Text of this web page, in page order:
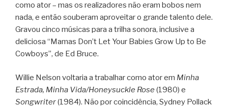
como ator – mas os realizadores não eram bobos nem
nada, e então souberam aproveitar o grande talento dele.
Gravou cinco músicas para a trilha sonora, inclusive a
deliciosa “Mamas Don’t Let Your Babies Grow Up to Be
Cowboys”, de Ed Bruce.
Willie Nelson voltaria a trabalhar como ator em Minha
Estrada, Minha Vida/Honeysuckle Rose (1980) e
Songwriter(1984). Não por coincidência, Sydney Pollack